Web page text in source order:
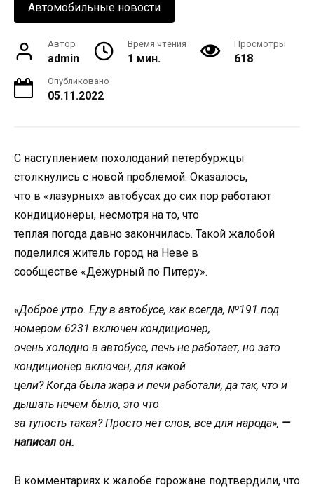
Автомобильные новости
Автор
admin
Время чтения
1 мин.
Просмотры
618
Опубликовано
05.11.2022
С наступлением похолоданий петербуржцы
столкнулись с новой проблемой. Оказалось,
что в «лазурных» автобусах до сих пор работают
кондиционеры, несмотря на то, что
теплая погода давно закончилась. Такой жалобой
поделился житель город на Неве в
сообществе «Дежурный по Питеру».
«Доброе утро. Еду в автобусе, как всегда, №191 под
номером 6231 включен кондиционер,
очень холодно в автобусе, печь не работает, но зато
кондиционер включен, для какой
цели? Когда была жара и печи работали, да так, что и
дышать нечем было, это что
за тупость такая? Просто нет слов, все для народа», —
написал он.
В комментариях к жалобе горожане подтвердили, что